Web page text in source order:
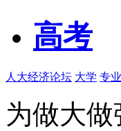
高考
人大经济论坛 大学 专业
为做大